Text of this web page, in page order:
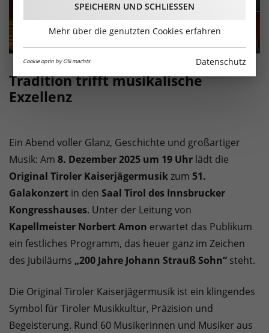
Tradition trifft musikalische
Exzellenz
Ein Abend voller Glanz, Geschichte und großartiger
Musik: Am 8. Dezember 2025 um 19 Uhr lädt die
Original Tiroler Kaiserjägermusikzum 51.
Galakonzert in den Saal Tirol des Innsbrucker
Kongresshauses. Unter der Leitung von
Kapellmeister Norbert Amon erwartet das Publikum
ein festliches Programm, das heuer ganz im Zeichen
des Jubiläums „200 Jahre Johann Strauß Sohn“ steht.
Die Original Tiroler Kaiserjägermusik ist ein klingendes
Symbol für Tiroler Musikkultur, Präzision und
Begeisterung. Rund 60 Musikerinnen und Musiker aus
SPEICHERN UND SCHLIESSEN
Mehr über die genutzten Cookies erfahren
Cookie optin by Olli machts Datenschutz